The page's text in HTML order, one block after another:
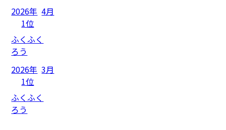
2026年 4月
1位
ふくふく
ろう
2026年 3月
1位
ふくふく
ろう